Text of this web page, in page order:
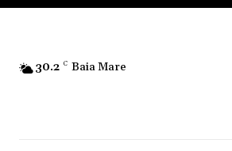
30.2 C Baia Mare